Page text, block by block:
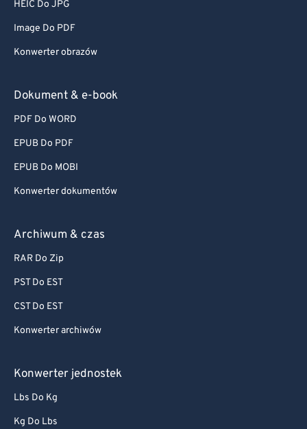
HEIC Do JPG
Image Do PDF
Konwerter obrazów
Dokument & e-book
PDF Do WORD
EPUB Do PDF
EPUB Do MOBI
Konwerter dokumentów
Archiwum & czas
RAR Do Zip
PST Do EST
CST Do EST
Konwerter archiwów
Konwerter jednostek
Lbs Do Kg
Kg Do Lbs